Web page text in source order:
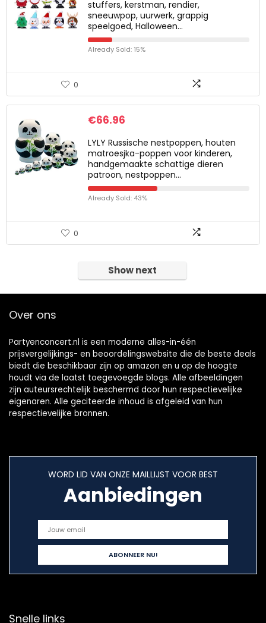
stuffers, kerstman, rendier,
sneeuwpop, uurwerk, grappig
speelgoed, Halloween…
Already Sold: 15%
0
€66.96
LYLY Russische nestpoppen, houten
matroesjka-poppen voor kinderen,
handgemaakte schattige dieren
patroon, nestpoppen…
Already Sold: 43%
0
Show next
Over ons
Partyenconcert.nl is een moderne alles-in-één
prijsvergelijkings- en beoordelingswebsite die de beste deals
biedt die beschikbaar zijn op amazon en u op de hoogte
houdt via de laatst toegevoegde blogs. Alle afbeeldingen
zijn auteursrechtelijk beschermd door hun respectievelijke
eigenaren. Alle geciteerde inhoud is afgeleid van hun
respectievelijke bronnen.
WORD LID VAN ONZE MAILLIJST VOOR BEST
Aanbiedingen
Snelle links